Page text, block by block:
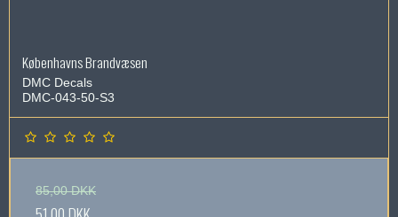
Københavns Brandvæsen
DMC Decals
DMC-043-50-S3
85,00 DKK